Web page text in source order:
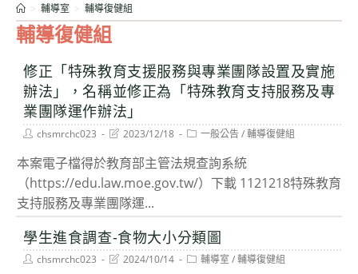
輔導復健組
> 輔導室 > 輔導復健組
修正「特殊教育支援服務與專業團隊設置及實施
辦法」，名稱並修正為「特殊教育支持服務及專
業團隊運作辦法」
Postchsmrchc023
Post
modified:
2023/12/18
Post一般公告/輔導復健組
本案電子檔得於教育部主管法規查詢系統
（https://edu.law.moe.gov.tw/）下載 1121218特殊教育
支持服務及專業團隊運...
學生進食調查-食物大小分類圖
Postchsmrchc023
Post2024/10/14
Post輔導室 /輔導復健組